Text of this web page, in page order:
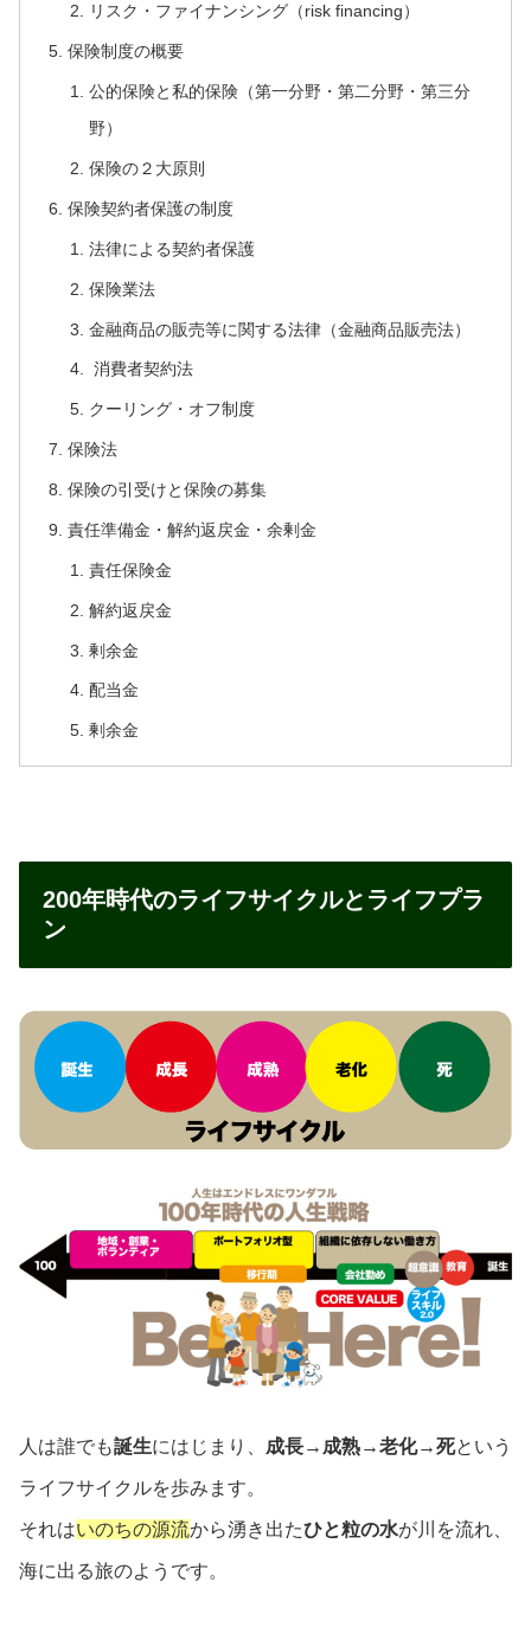
リスク・ファイナンシング（risk financing）
保険制度の概要
公的保険と私的保険（第一分野・第二分野・第三分
野）
保険の２大原則
保険契約者保護の制度
法律による契約者保護
保険業法
金融商品の販売等に関する法律（金融商品販売法）
消費者契約法
クーリング・オフ制度
保険法
保険の引受けと保険の募集
責任準備金・解約返戻金・余剰金
責任保険金
解約返戻金
剰余金
配当金
剰余金
200年時代のライフサイクルとライフプラ
ン
人は誰でも誕生にはじまり、 成長→成熟→老化→死という
ライフサイクルを歩みます。
それはいのちの源流から湧き出たひと粒の水が川を流れ、
海に出る旅のようです。